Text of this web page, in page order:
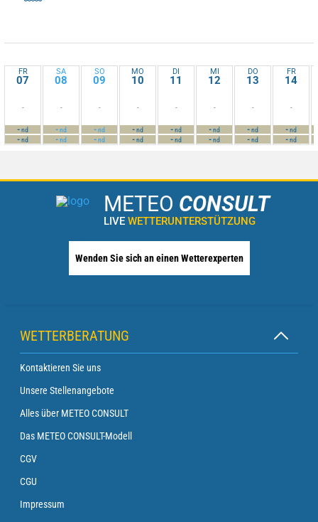
FR
07
-
-nd
-nd
SA
08
-
-nd
-nd
SO
09
-
-nd
-nd
MO
10
-
-nd
-nd
DI
11
-
-nd
-nd
MI
12
-
-nd
-nd
DO
13
-
-nd
-nd
FR
14
-
-nd
-nd
METEO CONSULT
LIVE WETTERUNTERSTÜTZUNG
Wenden Sie sich an einen Wetterexperten
WETTERBERATUNG
Kontaktieren Sie uns
Unsere Stellenangebote
Alles über METEO CONSULT
Das METEO CONSULT-Modell
CGV
CGU
Impressum